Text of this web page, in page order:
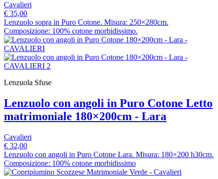
Cavalieri
€ 35,00
Lenzuolo sopra in Puro Cotone. Misura: 250×280cm.
Composizione: 100% cotone morbidissimo.
Lenzuola Sfuse
Lenzuolo con angoli in Puro Cotone Letto
matrimoniale 180×200cm - Lara
Cavalieri
€ 32,00
Lenzuolo con angoli in Puro Cotone Lara. Misura: 180×200 h30cm.
Composizione: 100% cotone morbidissimo